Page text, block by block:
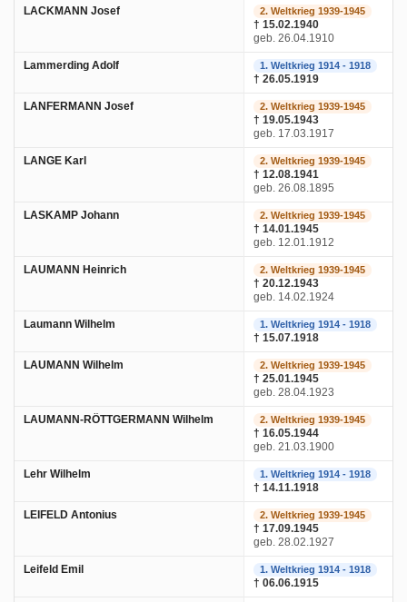
LACKMANN Josef 2. Weltkrieg 1939-1945
† 15.02.1940
geb. 26.04.1910
Lammerding Adolf 1. Weltkrieg 1914 - 1918
† 26.05.1919
LANFERMANN Josef 2. Weltkrieg 1939-1945
† 19.05.1943
geb. 17.03.1917
LANGE Karl 2. Weltkrieg 1939-1945
† 12.08.1941
geb. 26.08.1895
LASKAMP Johann 2. Weltkrieg 1939-1945
† 14.01.1945
geb. 12.01.1912
LAUMANN Heinrich 2. Weltkrieg 1939-1945
† 20.12.1943
geb. 14.02.1924
Laumann Wilhelm 1. Weltkrieg 1914 - 1918
† 15.07.1918
LAUMANN Wilhelm 2. Weltkrieg 1939-1945
† 25.01.1945
geb. 28.04.1923
LAUMANN-RÖTTGERMANN Wilhelm 2. Weltkrieg 1939-1945
† 16.05.1944
geb. 21.03.1900
Lehr Wilhelm 1. Weltkrieg 1914 - 1918
† 14.11.1918
LEIFELD Antonius 2. Weltkrieg 1939-1945
† 17.09.1945
geb. 28.02.1927
Leifeld Emil 1. Weltkrieg 1914 - 1918
† 06.06.1915